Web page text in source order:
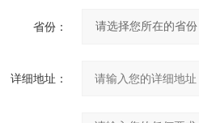
省份：
详细地址：